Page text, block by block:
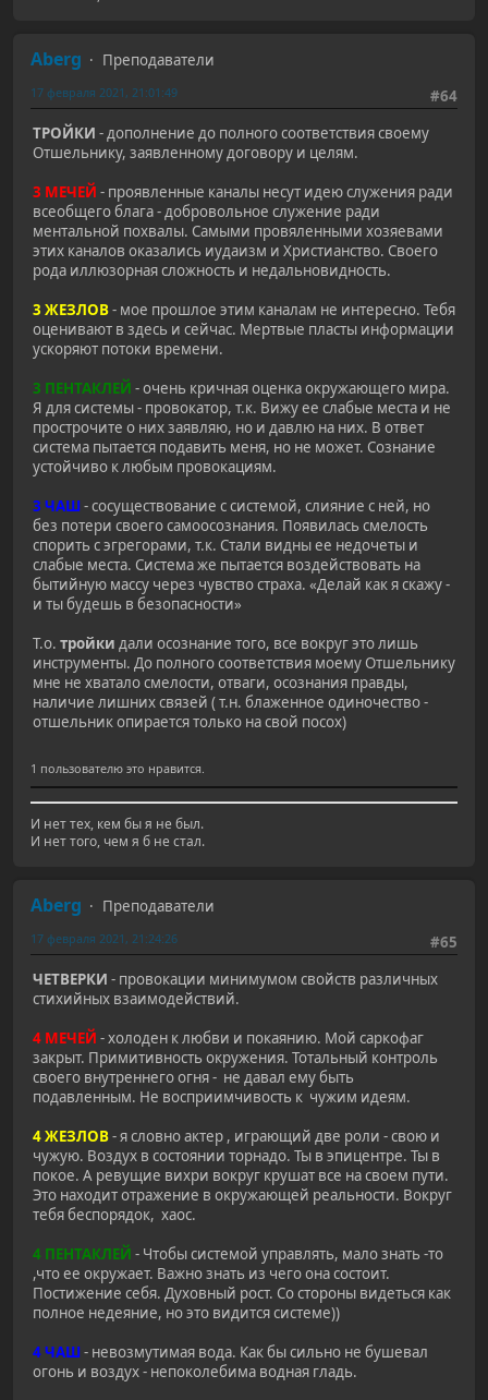
Aberg
Преподаватели
#64
17 февраля 2021, 21:01:49
ТРОЙКИ - дополнение до полного соответствия своему
Отшельнику, заявленному договору и целям.
3 МЕЧЕЙ - проявленные каналы несут идею служения ради
всеобщего блага - добровольное служение ради
ментальной похвалы. Самыми провяленными хозяевами
этих каналов оказались иудаизм и Христианство. Своего
рода иллюзорная сложность и недальновидность.
3 ЖЕЗЛОВ- мое прошлое этим каналам не интересно. Тебя
оценивают в здесь и сейчас. Мертвые пласты информации
ускоряют потоки времени.
3 ПЕНТАКЛЕЙ - очень кричная оценка окружающего мира.
Я для системы - провокатор, т.к. Вижу ее слабые места и не
прострочите о них заявляю, но и давлю на них. В ответ
система пытается подавить меня, но не может. Сознание
устойчиво к любым провокациям.
3 ЧАШ- сосуществование с системой, слияние с ней, но
без потери своего самоосознания. Появилась смелость
спорить с эгрегорами, т.к. Стали видны ее недочеты и
слабые места. Система же пытается воздействовать на
бытийную массу через чувство страха. «Делай как я скажу -
и ты будешь в безопасности»
Т.о. тройки дали осознание того, все вокруг это лишь
инструменты. До полного соответствия моему Отшельнику
мне не хватало смелости, отваги, осознания правды,
наличие лишних связей ( т.н. блаженное одиночество -
отшельник опирается только на свой посох)
1 пользователю это нравится.
И нет тех, кем бы я не был.
И нет того, чем я б не стал.
Aberg
Преподаватели
#65
17 февраля 2021, 21:24:26
ЧЕТВЕРКИ - провокации минимумом свойств различных
стихийных взаимодействий.
4 МЕЧЕЙ - холоден к любви и покаянию. Мой саркофаг
закрыт. Примитивность окружения. Тотальный контроль
своего внутреннего огня - не давал ему быть
подавленным. Не восприимчивость к чужим идеям.
4 ЖЕЗЛОВ- я словно актер , играющий две роли - свою и
чужую. Воздух в состоянии торнадо. Ты в эпицентре. Ты в
покое. А ревущие вихри вокруг крушат все на своем пути.
Это находит отражение в окружающей реальности. Вокруг
тебя беспорядок, хаос.
4 ПЕНТАКЛЕЙ - Чтобы системой управлять, мало знать -то
,что ее окружает. Важно знать из чего она состоит.
Постижение себя. Духовный рост. Со стороны видеться как
полное недеяние, но это видится системе))
4 ЧАШ- невозмутимая вода. Как бы сильно не бушевал
огонь и воздух - непоколебима водная гладь.